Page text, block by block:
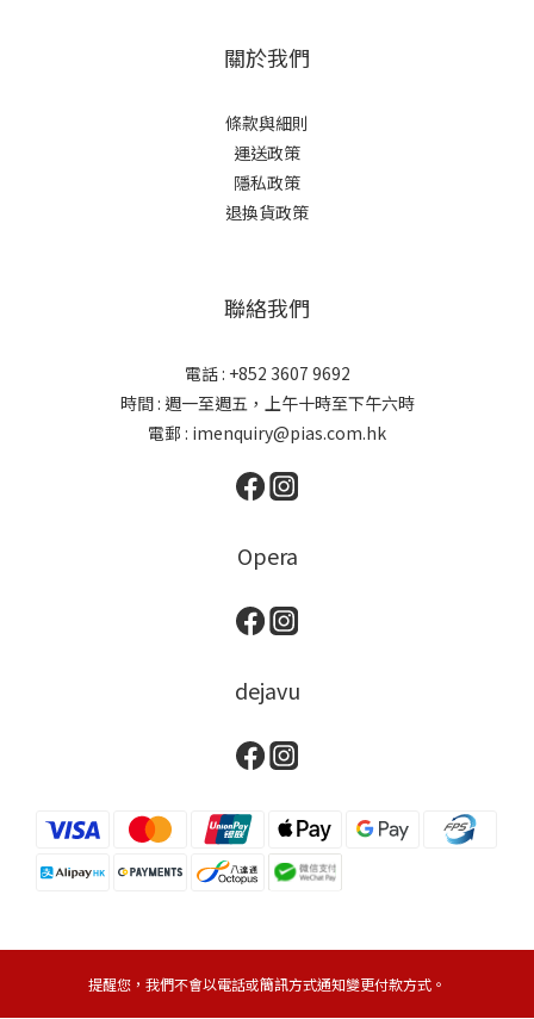
關於我們
條款與細則
運送政策
隱私政策
退換貨政策
聯絡我們
電話 : +852 3607 9692
時間 : 週一至週五，上午十時至下午六時
電郵 : imenquiry@pias.com.hk
Opera
dejavu
提醒您，我們不會以電話或簡訊方式通知變更付款方式。